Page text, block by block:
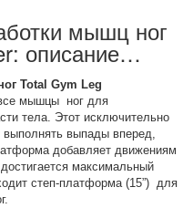
мышц ног
описание
Total Gym Leg
мышцы ног для
тела. Этот исключительно
выполнять выпады вперед,
добавляет движениям
максимальный
степ-платформа (15”) для